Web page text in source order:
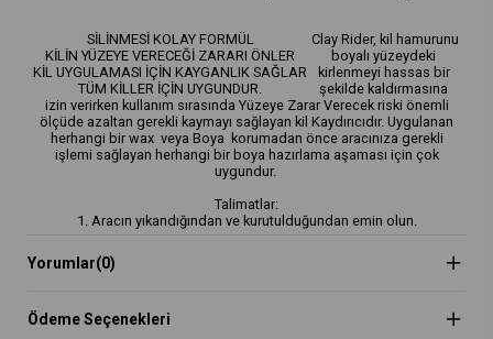
SİLİNMESİ KOLAY FORMÜL
KİLİN YÜZEYE VERECEĞİ ZARARI ÖNLER
KİL UYGULAMASI İÇİN KAYGANLIK SAĞLAR
TÜM KİLLER İÇİN UYGUNDUR.
Clay Rider, kil hamurunu
boyalı yüzeydeki
kirlenmeyi hassas bir
şekilde kaldırmasına
izin verirken kullanım sırasında Yüzeye Zarar Verecek riski önemli
ölçüde azaltan gerekli kaymayı sağlayan kil Kaydırıcıdır. Uygulanan
herhangi bir wax veya Boya korumadan önce aracınıza gerekli
işlemi sağlayan herhangi bir boya hazırlama aşaması için çok
uygundur.
Talimatlar:
1. Aracın yıkandığından ve kurutulduğundan emin olun.
3. Kil Hamurunun paketindeki talimatları izleyin.
Lütfen dikkat: Kullanmadan önce iyice çalkalayın.
Yorumlar(0)
Ödeme Seçenekleri